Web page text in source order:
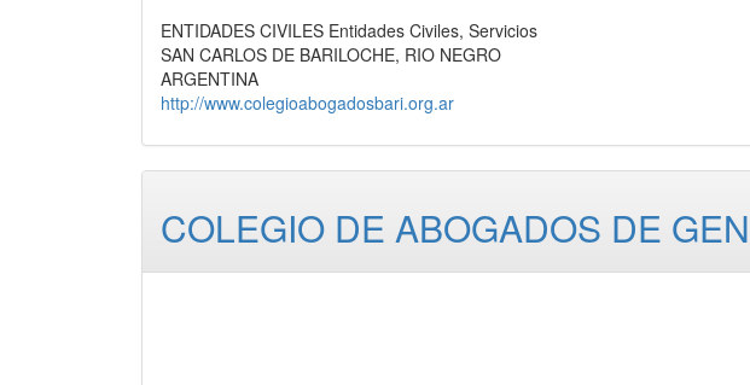
ENTIDADES CIVILES Entidades Civiles, Servicios
SAN CARLOS DE BARILOCHE, RIO NEGRO
ARGENTINA
http://www.colegioabogadosbari.org.ar
COLEGIO DE ABOGADOS DE